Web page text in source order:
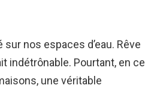
nos espaces d’eau. Rêve
indétrônable. Pourtant, en ce
une véritable